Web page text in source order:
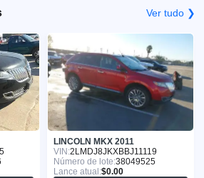
Ver tudo ❯
LINCOLN MKX 2011
VIN:2LMDJ8JKXBBJ11119
Número de lote:38049525
Lance atual:$0.00